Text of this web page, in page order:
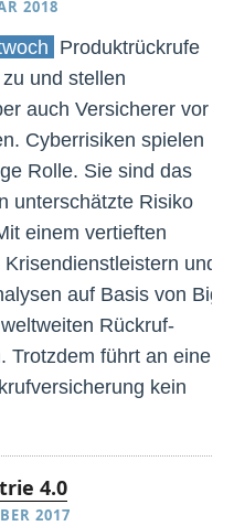
2018
Produktrückrufe
und stellen
auch Versicherer vor
Cyberrisiken spielen
Rolle. Sie sind das
unterschätzte Risiko
einem vertieften
und
auf Basis von Big
Rückruf-
führt an einer
kein
4.0
2017